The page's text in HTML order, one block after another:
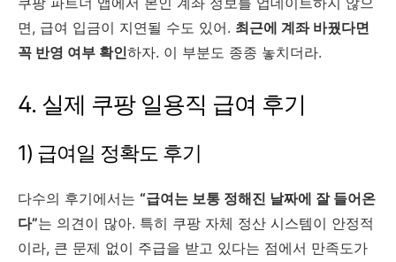
면, 급여 입금이 지연될 수도 있어. 최근에 계좌 바꿨다면
꼭 반영 여부 확인하자. 이 부분도 종종 놓치더라.
4. 실제 쿠팡 일용직 급여 후기
1) 급여일 정확도 후기
다수의 후기에서는 “급여는 보통 정해진 날짜에 잘 들어온
다”는 의견이 많아. 특히 쿠팡 자체 정산 시스템이 안정적
이라, 큰 문제 없이 주급을 받고 있다는 점에서 만족도가